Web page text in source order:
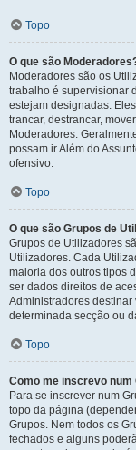
Topo
O que são
Moderadores são os
trabalho é supervisionar
estejam designadas.
trancar, destrancar,
Moderadores.
possam ir Além do
ofensivo.
Topo
O que são Grupos de
Grupos de Utilizadores
Utilizadores. Cada
maioria dos outros tipos
ser dados direitos de
Administradores
determinada secção ou
Topo
Como me inscrevo num
Para se inscrever num
topo da página
Grupos. Nem todos os
fechados e alguns